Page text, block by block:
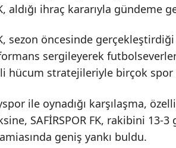
aldığı ihraç kararıyla gündeme
sezon öncesinde
sergileyerek
hücum stratejileriyle birçok
ile oynadığı karşılaşma,
SAFİRSPOR FK, rakibini
geniş yankı buldu.